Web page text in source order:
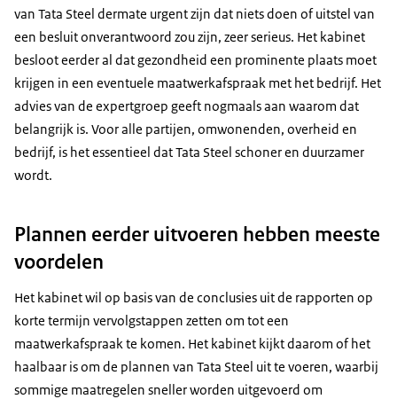
van Tata Steel dermate urgent zijn dat niets doen of uitstel van
een besluit onverantwoord zou zijn, zeer serieus. Het kabinet
besloot eerder al dat gezondheid een prominente plaats moet
krijgen in een eventuele maatwerkafspraak met het bedrijf. Het
advies van de expertgroep geeft nogmaals aan waarom dat
belangrijk is. Voor alle partijen, omwonenden, overheid en
bedrijf, is het essentieel dat Tata Steel schoner en duurzamer
wordt.
Plannen eerder uitvoeren hebben meeste
voordelen
Het kabinet wil op basis van de conclusies uit de rapporten op
korte termijn vervolgstappen zetten om tot een
maatwerkafspraak te komen. Het kabinet kijkt daarom of het
haalbaar is om de plannen van Tata Steel uit te voeren, waarbij
sommige maatregelen sneller worden uitgevoerd om